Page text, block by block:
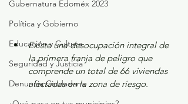
Gubernatura Edoméx 2023
Política y Gobierno
Educación y Cultura
Seguridad y Justicia
Denuncia Ciudadana
Existe una desocupación integral de
la primera franja de peligro que
comprende un total de 66 viviendas
afectadas en la zona de riesgo.